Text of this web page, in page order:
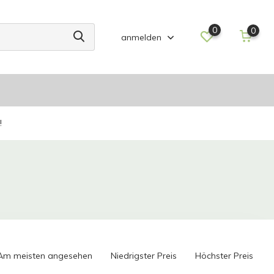
anmelden
0 0
meisten angesehen Niedrigster Preis Höchster Preis